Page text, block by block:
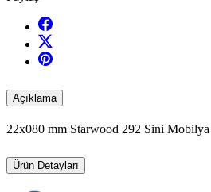
Açıklama
22x080 mm Starwood 292 Sini Mobilya
Ürün Detayları